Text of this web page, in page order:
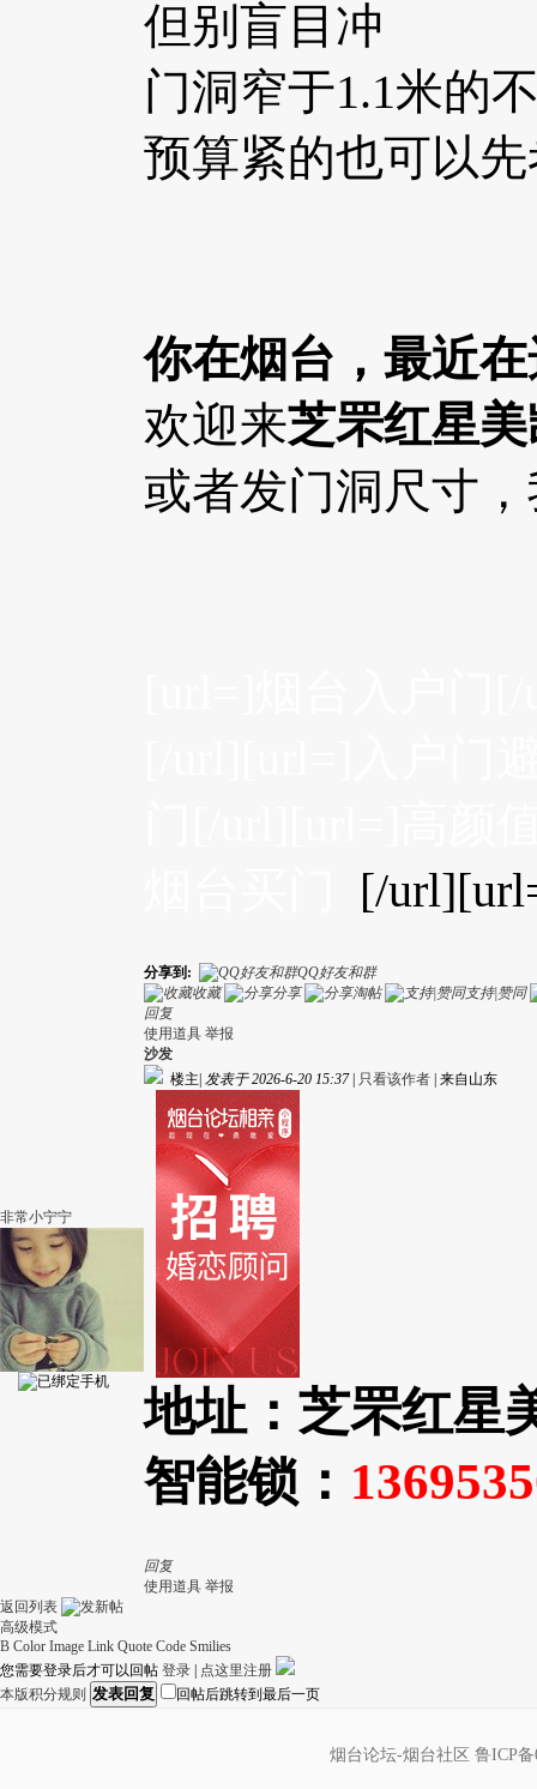
但别盲目冲
门洞窄于1.1米的
预算紧的也可以
你在烟台，最近
欢迎来芝罘红星
或者发门洞尺寸
[/
分享到:
QQ好友和群
收藏
分享 淘帖
支持|赞同
回复
使用道具 举报
非常小宁宁
沙发
楼主 发表于 2026-6-20 15:37 只看该作者 来自山东
地址：芝罘红星
智能锁：
回复
使用道具 举报
返回列表
高级模式
B Color Image Link Quote Code Smilies
您需要登录后才可以回帖 登录
点这里注册
本版积分规则 发表回复 回帖后跳转到最后一页
烟台论坛-烟台社区 鲁ICP备